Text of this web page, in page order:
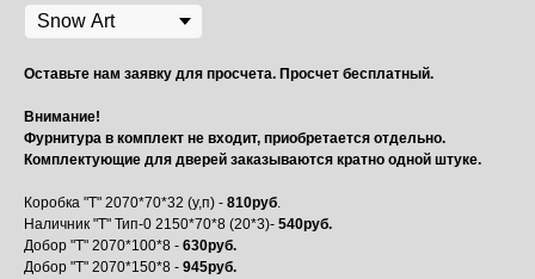
Оставьте нам заявку для просчета. Просчет бесплатный.
Внимание!
Фурнитура в комплект не входит, приобретается отдельно.
Комплектующие для дверей заказываются кратно одной штуке.
Коробка "Т" 2070*70*32 (у,п) - 810руб.
Наличник "Т" Тип-0 2150*70*8 (20*3)- 540руб.
Добор "Т" 2070*100*8 - 630руб.
Добор "Т" 2070*150*8 - 945руб.